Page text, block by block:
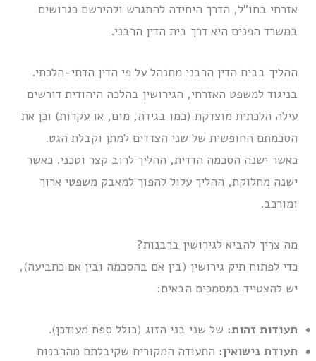
אזרחי בחו”ל, הדרך היחידה להתגרש ולהירשם כגרושים
במשרד הפנים היא דרך בית הדין הרבני.
ההליך בבית הדין הרבני מתנהל על פי הדין הדתי-הלכתי.
בניגוד למשפט האזרחי, הגירושין בהלכה היהודית דורשים
עילה הלכתית מוצדקת (כמו בגידה, מום, או עקרות) וכן את
הסכמתם החופשית של שני הצדדים למתן וקבלת הגט.
כאשר ישנה הסכמה הדדית, ההליך לרוב קצר וטכני. כאשר
ישנה מחלוקת, ההליך עלול להפוך למאבק משפטי ארוך
ומורכב.
מה צריך להביא לגירושין ברבנות?
כדי לפתוח תיק גירושין (בין אם בהסכמה ובין אם כתביעה),
יש להצטייד במסמכים הבאים:
תעודות זהות: של שני בני הזוג (כולל ספח מעודכן).
תעודת נישואין: התעודה המקורית שקיבלתם מהרבנות